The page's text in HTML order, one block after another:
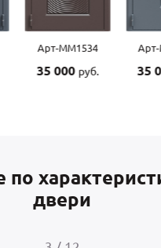
Арт-ММ1534
35 000руб. 35
по
двери